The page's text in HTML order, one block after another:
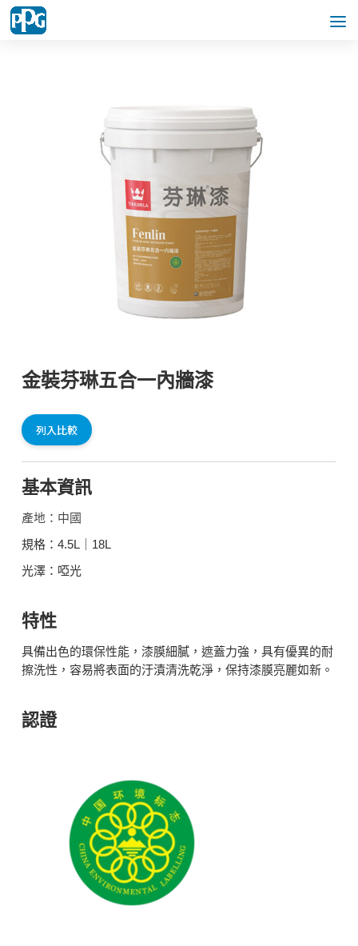
金裝芬琳五合一內牆漆
列入比較
基本資訊
產地：中國
規格：4.5L｜18L
光澤：啞光
特性
具備出色的環保性能，漆膜細膩，遮蓋力強，具有優異的耐
擦洗性，容易將表面的汙漬清洗乾淨，保持漆膜亮麗如新。
認證